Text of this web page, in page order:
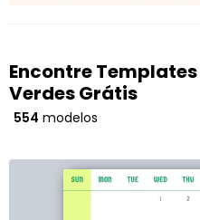
Encontre
Verdes Grátis
554 modelos